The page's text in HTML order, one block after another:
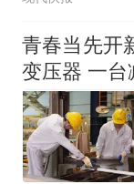
青春当先开
变压器 一台